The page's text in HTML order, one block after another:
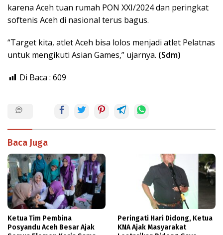
karena Aceh tuan rumah PON XXI/2024 dan peringkat
softenis Aceh di nasional terus bagus.
“Target kita, atlet Aceh bisa lolos menjadi atlet Pelatnas
untuk mengikuti Asian Games,” ujarnya. (Sdm)
Di Baca : 609
Baca Juga
Ketua Tim Pembina
Posyandu Aceh Besar Ajak
Peringati Hari Didong, Ketua
KNA Ajak Masyarakat